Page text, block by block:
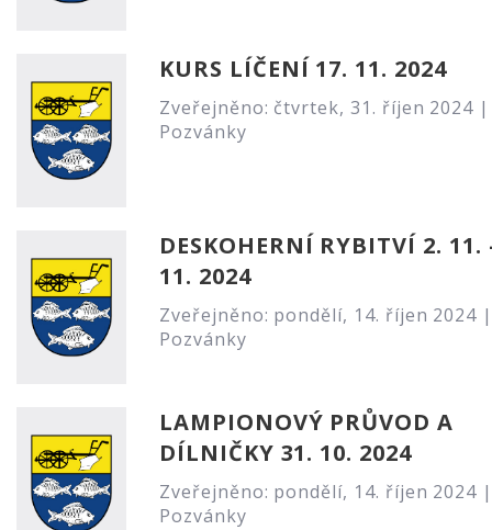
KURS LÍČENÍ 17. 11. 2024
Zveřejněno: čtvrtek, 31. říjen 2024 |
Pozvánky
DESKOHERNÍ RYBITVÍ 2. 11.
11. 2024
Zveřejněno: pondělí, 14. říjen 2024
Pozvánky
LAMPIONOVÝ PRŮVOD A
DÍLNIČKY 31. 10. 2024
Zveřejněno: pondělí, 14. říjen 2024
Pozvánky